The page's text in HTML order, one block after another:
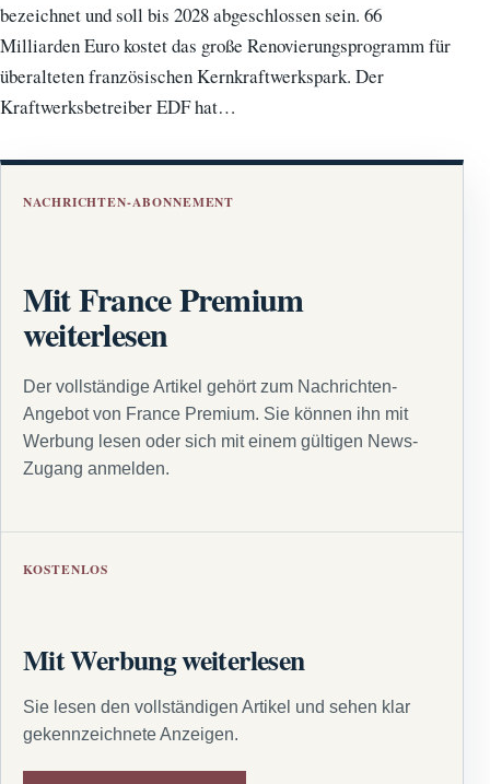
bezeichnet und soll bis 2028 abgeschlossen sein. 66
Milliarden Euro kostet das große Renovierungsprogramm für
überalteten französischen Kernkraftwerkspark. Der
Kraftwerksbetreiber EDF hat…
NACHRICHTEN-ABONNEMENT
Mit France Premium
weiterlesen
Der vollständige Artikel gehört zum Nachrichten-
Angebot von France Premium. Sie können ihn mit
Werbung lesen oder sich mit einem gültigen News-
Zugang anmelden.
KOSTENLOS
Mit Werbung weiterlesen
Sie lesen den vollständigen Artikel und sehen klar
gekennzeichnete Anzeigen.